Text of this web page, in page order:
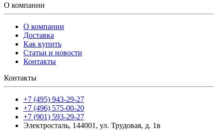
О компании
О компании
Доставка
Как купить
Статьи и новости
Контакты
Контакты
+7 (495) 943-29-27
+7 (496) 575-00-20
+7 (901) 593-29-27
Электросталь, 144001, ул. Трудовая, д. 1в